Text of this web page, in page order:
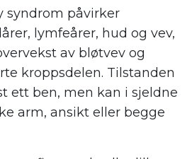
syndrom påvirker
lymfeårer, hud og vev,
av bløtvev og
kroppsdelen. Tilstanden
ett ben, men kan i sjeldne
arm, ansikt eller begge